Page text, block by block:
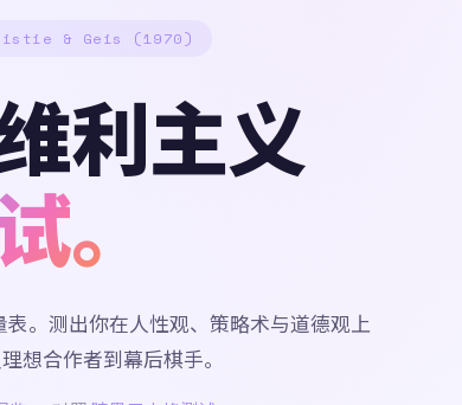
& Geis (1970)
利主义
。
。测出你在人性观、策略术与道德观上
合作者到幕后棋手。